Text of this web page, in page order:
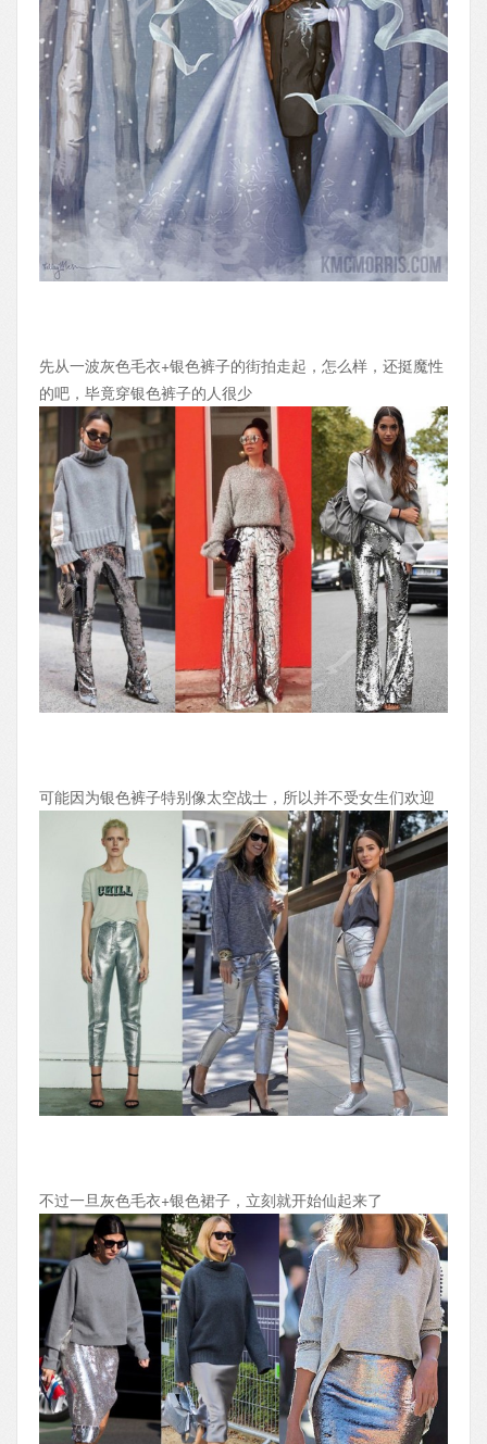
先从一波灰色毛衣+银色裤子的街拍走起，怎么样，还挺魔性
的吧，毕竟穿银色裤子的人很少
可能因为银色裤子特别像太空战士，所以并不受女生们欢迎
不过一旦灰色毛衣+银色裙子，立刻就开始仙起来了